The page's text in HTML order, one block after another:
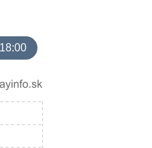
18:00